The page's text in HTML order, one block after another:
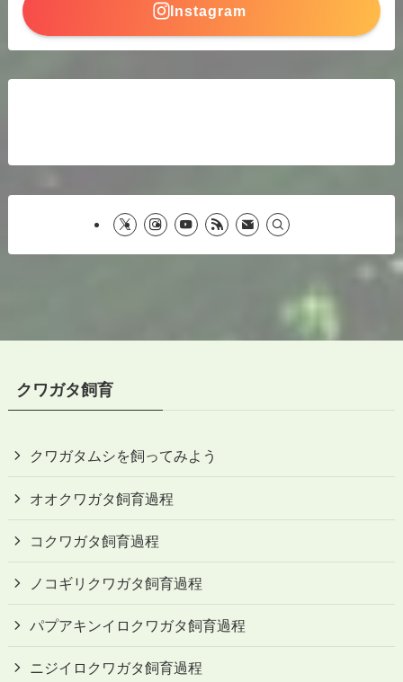
Instagram
クワガタ飼育
クワガタムシを飼ってみよう
オオクワガタ飼育過程
コクワガタ飼育過程
ノコギリクワガタ飼育過程
パプアキンイロクワガタ飼育過程
ニジイロクワガタ飼育過程